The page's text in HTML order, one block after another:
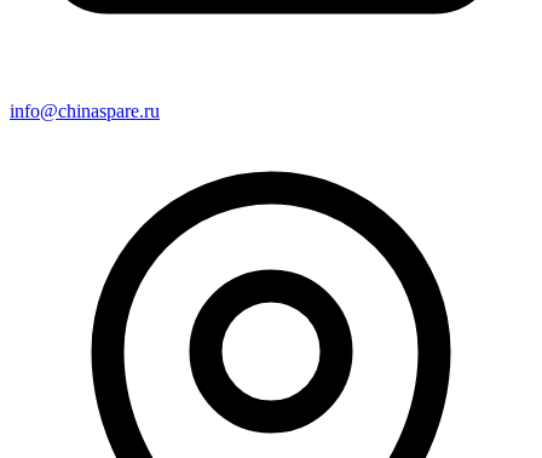
info@chinaspare.ru